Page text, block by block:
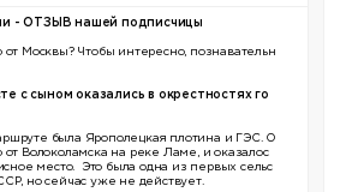
- ОТЗЫВ нашей подписчицы
от Москвы? Чтобы интересно, познавательн
с сыном оказались в окрестностях го
была Ярополецкая плотина и ГЭС. О
от Волоколамска на реке Ламе, и оказалос
место. Это была одна из первых сельс
но сейчас уже не действует.